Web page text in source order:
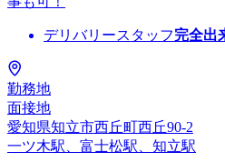
デリバリースタッフ完全出
勤務地
面接地
愛知県知立市西丘町西丘90-2
一ツ木駅、富士松駅、知立駅